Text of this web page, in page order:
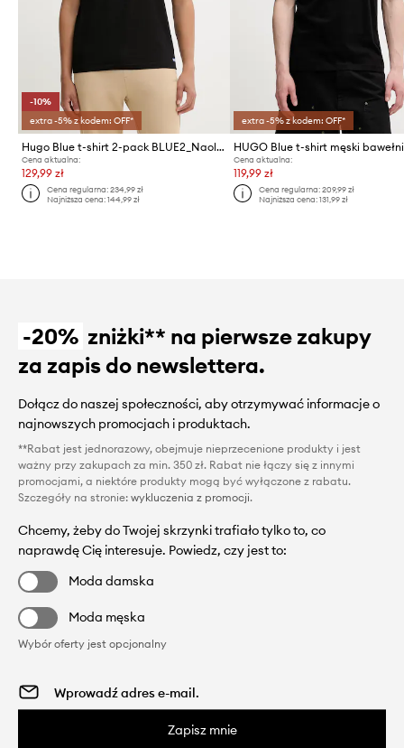
-10%
extra -5% z kodem: OFF*
Hugo Blue t-shirt 2-pack BLUE2_Naolo
Cena aktualna:
129,99 zł
Cena regularna:234,99 zł
Najniższa cena:144,99 zł
extra -5% z kodem: OFF*
Cena aktualna:
119,99 zł
Cena regularna: 209,99 zł
Najniższa cena: 131,99 zł
-20% zniżki** na pierwsze zakupy
za zapis do newslettera.
Dołącz do naszej społeczności, aby otrzymywać informacje o
najnowszych promocjach i produktach.
**Rabat jest jednorazowy, obejmuje nieprzecenione produkty i jest
ważny przy zakupach za min. 350 zł. Rabat nie łączy się z innymi
promocjami, a niektóre produkty mogą być wyłączone z rabatu.
Szczegóły na stronie: wykluczenia z promocji.
Chcemy, żeby do Twojej skrzynki trafiało tylko to, co
naprawdę Cię interesuje. Powiedz, czy jest to:
Moda damska
Moda męska
Wybór oferty jest opcjonalny
Zapisz mnie